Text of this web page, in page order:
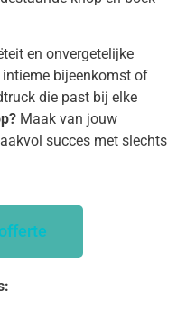
en onvergetelijke
bijeenkomst of
die past bij elke
Maak van jouw
succes met slechts